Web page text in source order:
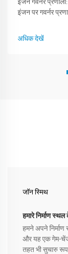
इंजन गवर्नर
इंजन पर गवर्नर
है...
अधिक देखें
जॉन स्मिथ
हमारे निर्माण
हमने अपने निर्माण
और यह एक गेम-
तहत भी सुचारु